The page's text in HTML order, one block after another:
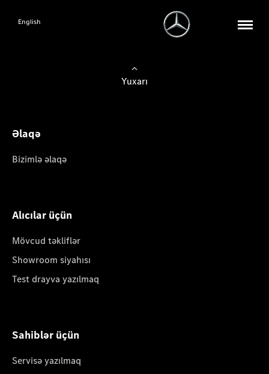
English
Yuxarı
Əlaqə
Bizimlə əlaqə
Alıcılar üçün
Mövcud təkliflər
Showroom siyahısı
Test drayva yazılmaq
Sahiblər üçün
Servisə yazılmaq